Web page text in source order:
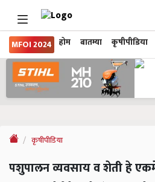
MFOI 2024 होम बातम्या कृषीपीडिया
कृषीपीडिया
पशुपालन व्यवसाय व शेती हे